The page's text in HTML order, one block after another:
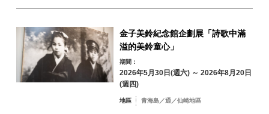
3 4 5 6 7 8 9
10 11 12 13
20
春季
夏季
秋季
金子美鈴紀念館企劃展「詩歌中滿
溢的美鈴童心」
期間：
2026年5月30日(週六) ～ 2026年8月20日
(週四)
地區 青海島／通／仙崎地區